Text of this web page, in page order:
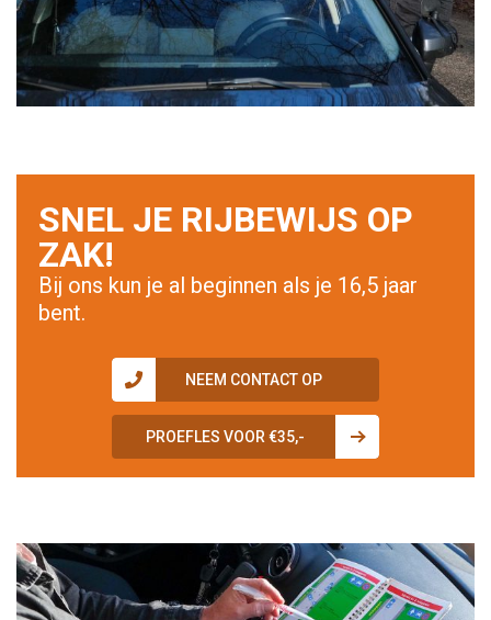
SNEL JE RIJBEWIJS OP
ZAK!
Bij ons kun je al beginnen als je 16,5 jaar
bent.
NEEM CONTACT OP
PROEFLES VOOR €35,-